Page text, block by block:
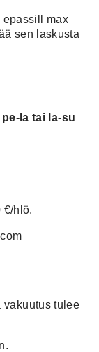
epassill max
sen laskusta
la tai la-su
€/hlö.
vakuutus tulee